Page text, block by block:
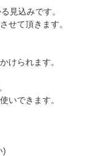
見込みです。
せて頂きます。
けられます。
いできます。
)